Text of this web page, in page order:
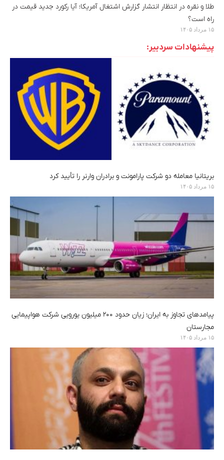
طلا و نقره در انتظار انتشار گزارش اشتغال آمریکا؛ آیا رکورد جدید قیمت در
راه است؟
۱۵ مرداد ۱۴۰۵
پیشنهادات سردبیر:
بریتانیا معامله دو شرکت پارامونت و برادران وارنر را تأیید کرد
۱۵ مرداد ۱۴۰۵
پیامدهای تجاوز به ایران؛ زیان حدود ۲۰۰ میلیون یورویی شرکت هواپیمایی
مجارستان
۱۵ مرداد ۱۴۰۵